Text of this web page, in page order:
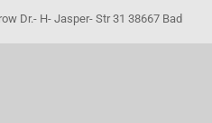
Dr.- H- Jasper- Str 31 38667 Bad